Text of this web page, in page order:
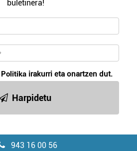
buletinera!
Politika irakurri eta onartzen dut.
Harpidetu
943 16 00 56